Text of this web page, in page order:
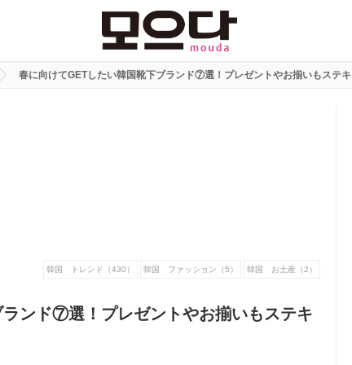
春に向けてGETしたい韓国靴下ブランド⑦選！プレゼントやお揃いもステ
韓国 トレンド（430） 韓国 ファッション（5） 韓国 お土産（2）
ンド⑦選！プレゼントやお揃いもステキ